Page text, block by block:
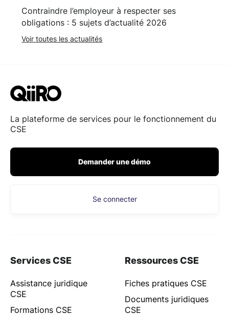
Contraindre l’employeur à respecter ses
obligations : 5 sujets d’actualité 2026
Voir toutes les actualités
La plateforme de services pour le fonctionnement du
CSE
Demander une démo
Se connecter
Services CSE
Assistance juridique
CSE
Formations CSE
Ressources CSE
Fiches pratiques CSE
Documents juridiques
CSE